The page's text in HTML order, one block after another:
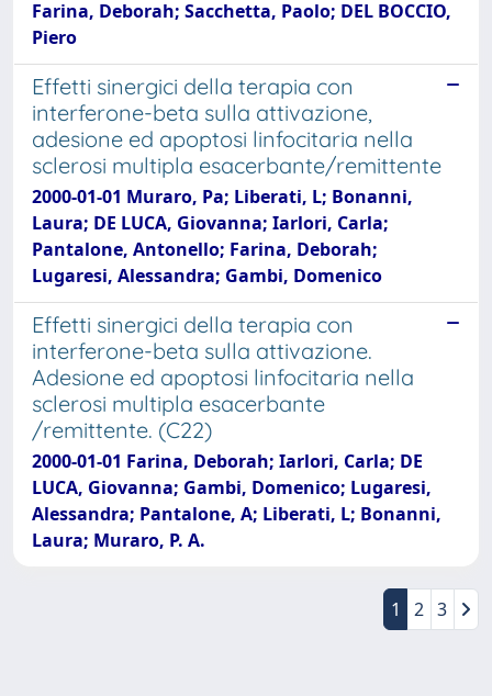
Farina, Deborah; Sacchetta, Paolo; DEL BOCCIO,
Piero
Effetti sinergici della terapia con
interferone-beta sulla attivazione,
adesione ed apoptosi linfocitaria nella
sclerosi multipla esacerbante/remittente
2000-01-01 Muraro, Pa; Liberati, L; Bonanni,
Laura; DE LUCA, Giovanna; Iarlori, Carla;
Pantalone, Antonello; Farina, Deborah;
Lugaresi, Alessandra; Gambi, Domenico
Effetti sinergici della terapia con
interferone-beta sulla attivazione.
Adesione ed apoptosi linfocitaria nella
sclerosi multipla esacerbante
/remittente. (C22)
2000-01-01 Farina, Deborah; Iarlori, Carla; DE
LUCA, Giovanna; Gambi, Domenico; Lugaresi,
Alessandra; Pantalone, A; Liberati, L; Bonanni,
Laura; Muraro, P. A.
1 2 3